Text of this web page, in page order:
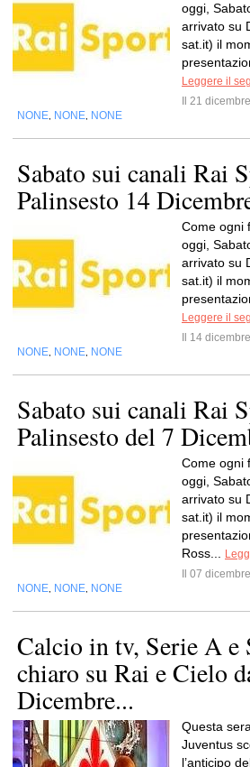
oggi,
arrivato su
sat.it) il
Leggere il
Il 21
NONE NONE NONE
Sabato sui canali Rai
Palinsesto 14
Come ogni
oggi,
arrivato su
sat.it) il
Leggere il
Il 14
NONE NONE NONE
Sabato sui canali Rai
Palinsesto del 7
Come ogni
oggi,
arrivato su
sat.it) il
Ross...
Il 07
NONE NONE NONE
Calcio in tv, Serie A e
chiaro su Rai e Cielo
Dicembre...
Questa
Juventus
l’anticipo